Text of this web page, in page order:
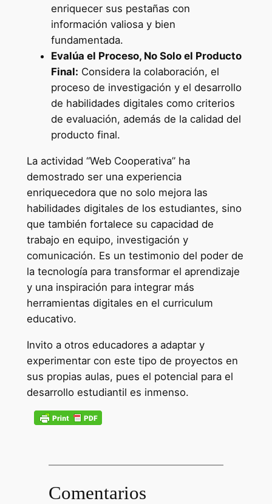
enriquecer sus pestañas con
información valiosa y bien
fundamentada.
Evalúa el Proceso, No Solo el Producto
Final: Considera la colaboración, el
proceso de investigación y el desarrollo
de habilidades digitales como criterios
de evaluación, además de la calidad del
producto final.
La actividad “Web Cooperativa” ha
demostrado ser una experiencia
enriquecedora que no solo mejora las
habilidades digitales de los estudiantes, sino
que también fortalece su capacidad de
trabajo en equipo, investigación y
comunicación. Es un testimonio del poder de
la tecnología para transformar el aprendizaje
y una inspiración para integrar más
herramientas digitales en el curriculum
educativo.
Invito a otros educadores a adaptar y
experimentar con este tipo de proyectos en
sus propias aulas, pues el potencial para el
desarrollo estudiantil es inmenso.
Comentarios